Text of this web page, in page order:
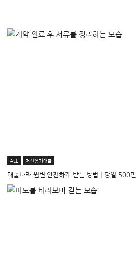
ALL 저신용자대출
대출나라 월변 안전하게 받는 방법│당일 500만